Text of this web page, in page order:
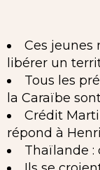
Ces jeunes
libérer un
Tous les
la Caraïbe
Crédit
répond à
Thaïlande :